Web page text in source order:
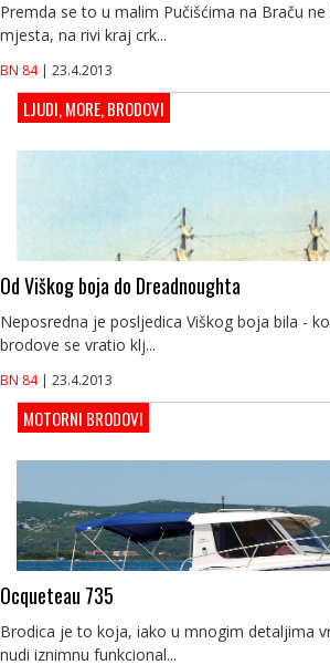
Premda se to u malim Pučišćima na Braču
mjesta, na rivi kraj crk...
BN 84 | 23.4.2013
LJUDI, MORE, BRODOVI
Od Viškog boja do Dreadnoughta
Neposredna je posljedica Viškog boja bila -
brodove se vratio klj...
BN 84 | 23.4.2013
MOTORNI BRODOVI
Ocqueteau 735
Brodica je to koja, iako u mnogim detaljima
nudi iznimnu funkcional...